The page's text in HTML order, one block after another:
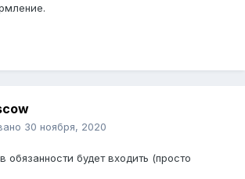
30 ноября, 2020
обязанности будет входить (просто